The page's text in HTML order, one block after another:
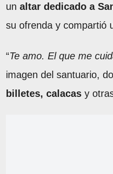
un altar dedicado a
su ofrenda y compartió
“Te amo. El que me
imagen del santuario,
billetes, calacas y